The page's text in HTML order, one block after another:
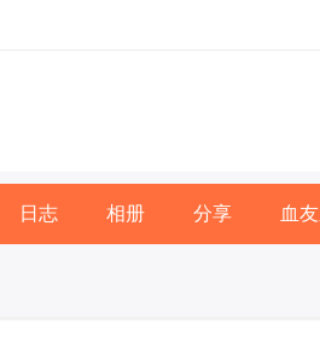
日志 相册 分享 血